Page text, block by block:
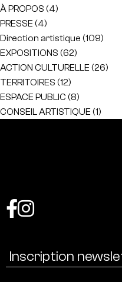
À PROPOS (4)
PRESSE (4)
Direction artistique (109)
EXPOSITIONS (62)
ACTION CULTURELLE (26)
TERRITOIRES (12)
ESPACE PUBLIC (8)
CONSEIL ARTISTIQUE (1)